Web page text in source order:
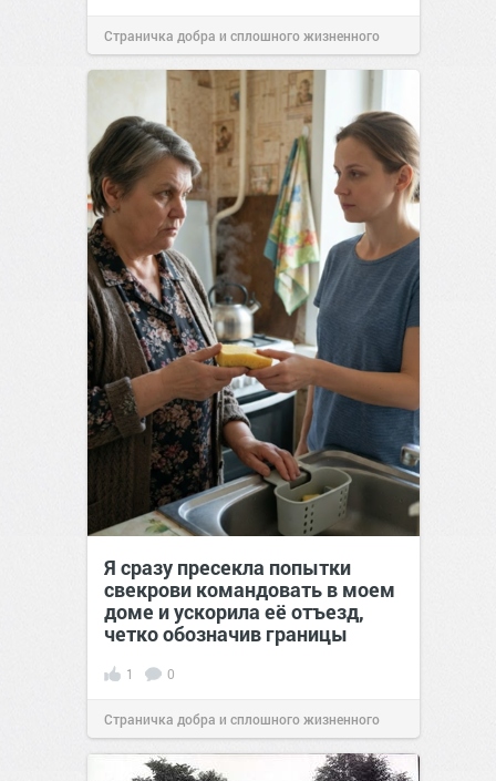
Страничка добра и сплошного жизненного
позитива!00:29Вчера
Я сразу пресекла попытки
свекрови командовать в моем
доме и ускорила её отъезд,
четко обозначив границы
1 0
Страничка добра и сплошного жизненного
позитива!00:28Вчера